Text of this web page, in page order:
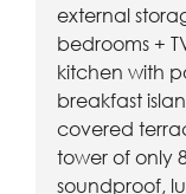
external
bedrooms +
kitchen with
breakfast
covered
tower of only
soundproof,